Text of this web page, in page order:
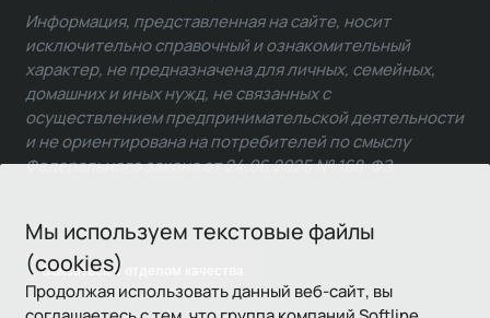
Мы используем текстовые файлы
(cookies)
Продолжая использовать данный веб-сайт, вы
Связаться с отделом качества
Информация, представленная на сайте, носит
исключительно справочный и ознакомительный
характер, не предназначена для личных, семейных,
домашних и иных нужд, не связанных с
осуществлением предпринимательской деятельности
и не ориентирована на потребителей по смыслу
Федерального закона от 24.06.2025 № 168-ФЗ.